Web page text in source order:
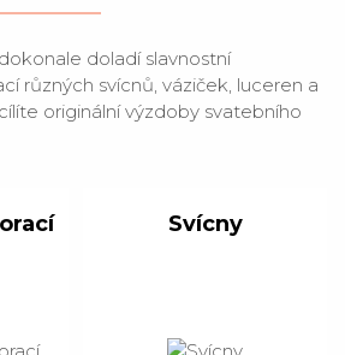
doladí slavnostní
různých svícnů, váziček, luceren a
originální výzdoby svatebního
Svícny